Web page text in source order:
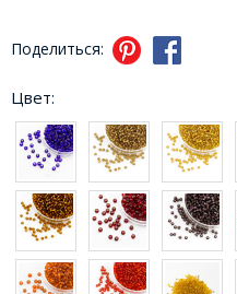
Поделиться:
Цвет: